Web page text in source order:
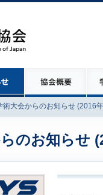
術大会からのお知らせ (2016
のお知らせ